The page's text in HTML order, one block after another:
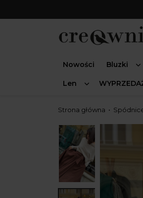
Nowości Bluzki
Len
Strona główna